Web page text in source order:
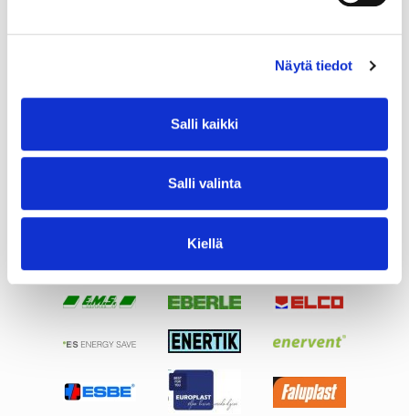
Näytä tiedot
Salli kaikki
Salli valinta
Kiellä